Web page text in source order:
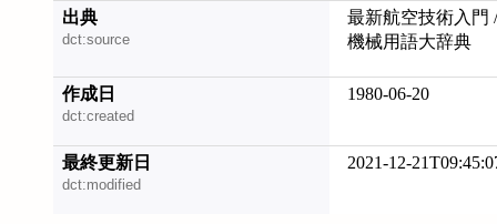
出典
dct:source
最新航空技術入門
機械用語大辞典
作成日
dct:created
1980-06-20
最終更新日
dct:modified
2021-12-